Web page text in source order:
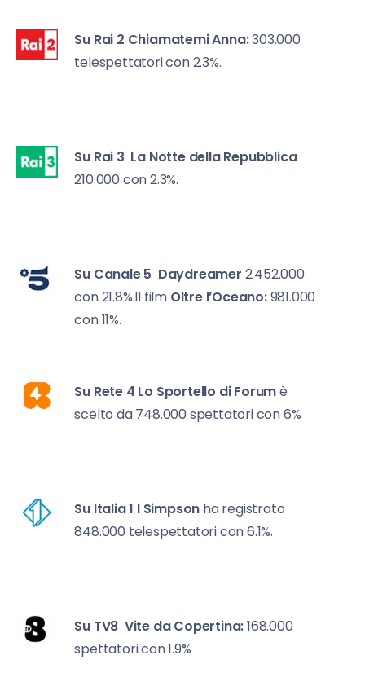
Su Rai 2 Chiamatemi Anna:303.000
telespettatori con 2.3%.
Su Rai 3 La Notte della Repubblica
210.000 con 2.3%.
Su Canale 5 Daydreamer 2.452.000
con 21.8%.Il filmOltre l’Oceano:981.000
con 11%.
Su Rete 4 Lo Sportello di Forumè
scelto da 748.000 spettatori con 6%
Su Italia 1 I Simpson ha registrato
848.000 telespettatori con 6.1%.
Su TV8 Vite da Copertina:168.000
spettatori con 1.9%